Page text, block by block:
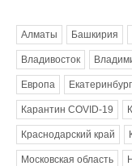
Алматы Башкирия
Владивосток
Европа Екатеринбург
Карантин COVID-19
Краснодарский край
Московская область